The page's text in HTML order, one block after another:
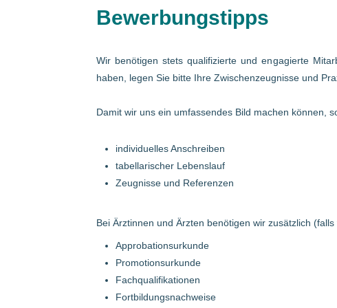
Bewerbungstipps
Wir benötigen stets qualifizierte und engagierte
haben, legen Sie bitte Ihre Zwischenzeugnisse und
Damit wir uns ein umfassendes Bild machen können,
individuelles Anschreiben
tabellarischer Lebenslauf
Zeugnisse und Referenzen
Bei Ärztinnen und Ärzten benötigen wir zusätzlich
Approbationsurkunde
Promotionsurkunde
Fachqualifikationen
Fortbildungsnachweise